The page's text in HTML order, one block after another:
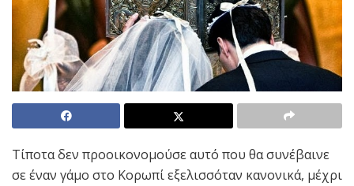
Τίποτα δεν προοικονομούσε αυτό που θα συνέβαινε
σε έναν γάμο στο Κορωπί εξελισσόταν κανονικά, μέχρι